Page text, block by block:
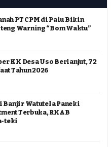
PT CPM di Palu Bikin
Warning “Bom Waktu”
KK Desa Uso Berlanjut, 72
Tahun 2026
Banjir Watutela Paneki
Terbuka, RKAB
teki